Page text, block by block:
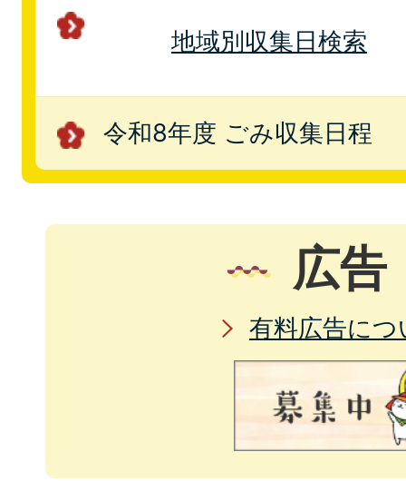
地域別収集日検索
令和8年度 ごみ収集日程
広告
有料広告につ